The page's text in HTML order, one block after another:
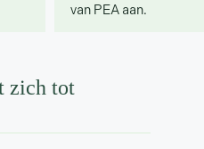
van PEA aan.
zich tot